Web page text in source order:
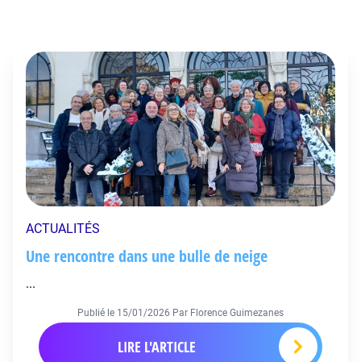
ACTUALITÉS
Une rencontre dans une bulle de neige
...
Publié le 15/01/2026 Par Florence Guimezanes
LIRE L'ARTICLE